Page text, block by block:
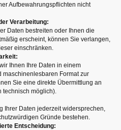
Aufbewahrungspflichten nicht
Verarbeitung:
Daten bestreiten oder Ihnen die
erscheint, können Sie verlangen,
einschränken.
Ihnen Ihre Daten in einem
maschinenlesbaren Format zur
Sie eine direkte Übermittlung an
technisch möglich).
Ihrer Daten jederzeit widersprechen,
Gründe bestehen.
Entscheidung: